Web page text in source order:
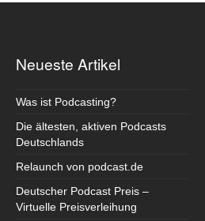
Neueste Artikel
Was ist Podcasting?
Die ältesten, aktiven Podcasts
Deutschlands
Relaunch von podcast.de
Deutscher Podcast Preis –
Virtuelle Preisverleihung